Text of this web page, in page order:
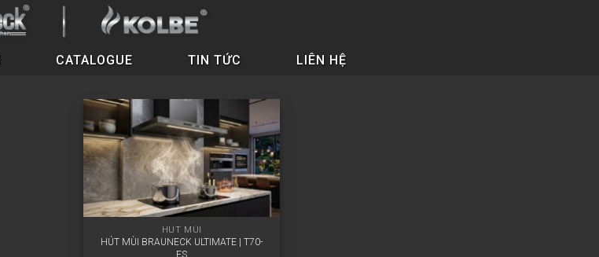
CATALOGUE TIN TỨC LIÊN HỆ
HÚT MÙI
HÚT MÙI BRAUNECK ULTIMATE | T70-